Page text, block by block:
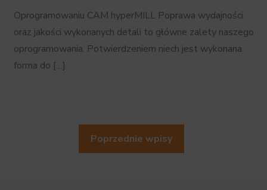
Oprogramowaniu CAM hyperMILL Poprawa wydajności
oraz jakości wykonanych detali to główne zalety naszego
oprogramowania. Potwierdzeniem niech jest wykonana
forma do […]
Poprzednie wpisy